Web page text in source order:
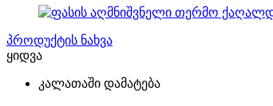
პროდუქტის ნახვა
ყიდვა
კალათაში დამატება